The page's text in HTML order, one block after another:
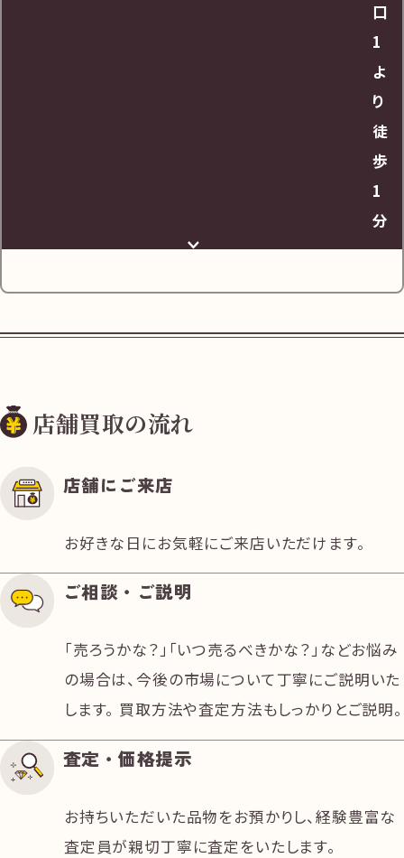
口
1
よ
り
徒
歩
1
分
三井住友銀行 町屋支店様を右手に、直進し
てください。
店舗買取の流れ
店舗にご来店
お好きな日にお気軽にご来店いただけます。
ご相談・ご説明
「売ろうかな？」「いつ売るべきかな？」などお悩み
の場合は、今後の市場について丁寧にご説明いた
します。 買取方法や査定方法もしっかりとご説明。
査定・価格提示
お持ちいただいた品物をお預かりし、経験豊富な
査定員が親切丁寧に査定をいたします。